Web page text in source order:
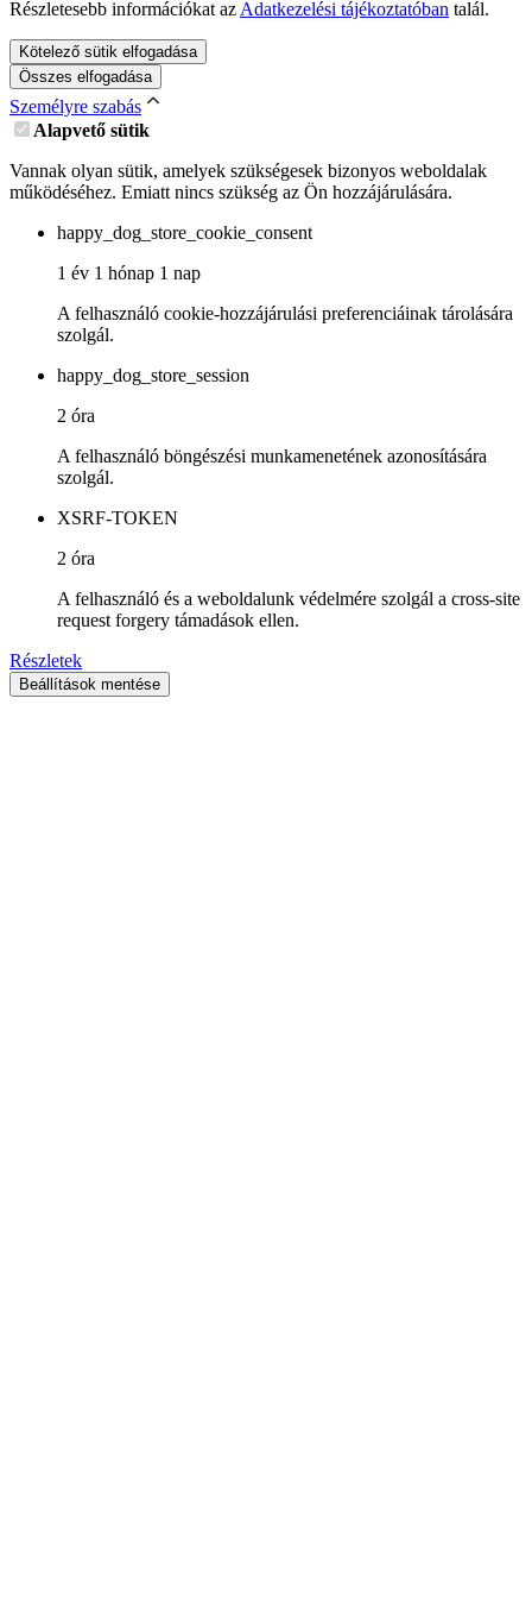
Részletesebb információkat az Adatkezelési tájékoztatóban talál.
Kötelező sütik elfogadása
Összes elfogadása
Személyre szabás
Alapvető sütik
Vannak olyan sütik, amelyek szükségesek bizonyos weboldalak
működéséhez. Emiatt nincs szükség az Ön hozzájárulására.
happy_dog_store_cookie_consent
1 év 1 hónap 1 nap
A felhasználó cookie-hozzájárulási preferenciáinak tárolására
szolgál.
happy_dog_store_session
2 óra
A felhasználó böngészési munkamenetének azonosítására
szolgál.
XSRF-TOKEN
2 óra
A felhasználó és a weboldalunk védelmére szolgál a cross-site
request forgery támadások ellen.
Részletek
Beállítások mentése